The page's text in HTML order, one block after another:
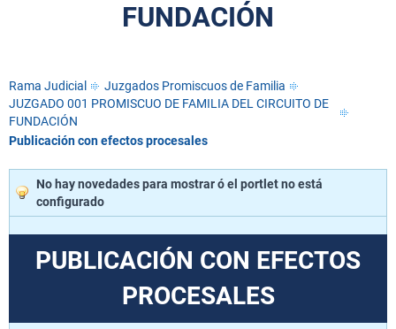
FUNDACIÓN
Rama Judicial
Juzgados Promiscuos de Familia
JUZGADO 001 PROMISCUO DE FAMILIA DEL CIRCUITO DE
FUNDACIÓN
Publicación con efectos procesales
No hay novedades para mostrar ó el portlet no está
configurado
PUBLICACIÓN CON EFECTOS
PROCESALES